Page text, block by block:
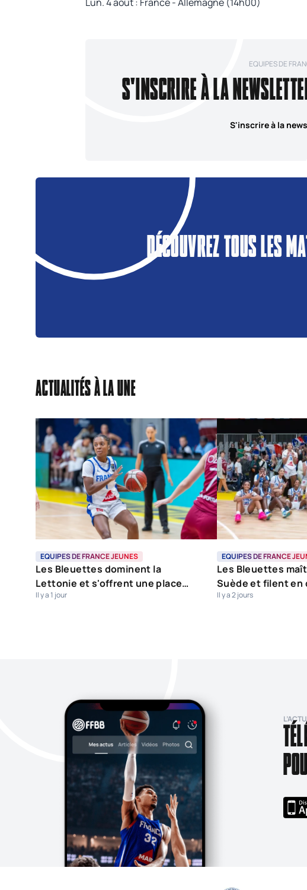
EQUIPES DE
S'INSCRIRE À LA
S'inscrire à la
DÉCOUVREZ TOUS LES
ACTUALITÉS À LA UNE
EQUIPES DE FRANCE JEUNES
Les Bleuettes dominent la
Lettonie et s'offrent une place
dans le dernier carré
Il y a 1 jour
EQUIPES DE FRANCE
Les Bleuettes
Suède et filent en
finale
Il y a 2 jours